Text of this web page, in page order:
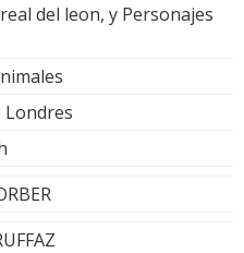
del leon, y Personajes
Londres